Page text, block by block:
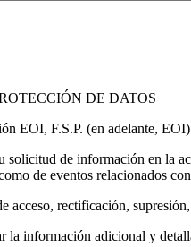
DE DATOS
EOI, F.S.P. (en adelante, EOI)
solicitud de información en la
de eventos relacionados
acceso, rectificación,
la información adicional y